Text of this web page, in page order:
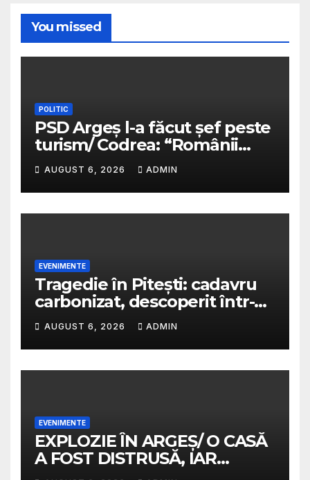
You missed
POLITIC
PSD Argeș l-a făcut șef peste
turism/ Codrea: “Românii
sunt niște cretini ordinari”/ Va
fi plătit cu bani mulți/
Predescu avertiza în 2025 că
PSD va transforma funcția
AUGUST 6, 2026 ADMIN
EVENIMENTE
Tragedie în Pitești: cadavru
carbonizat, descoperit într-o
casă abandonată
AUGUST 6, 2026 ADMIN
EVENIMENTE
EXPLOZIE ÎN ARGEȘ/ O CASĂ
A FOST DISTRUSĂ, IAR
PROPRIETARA A SUFERIT